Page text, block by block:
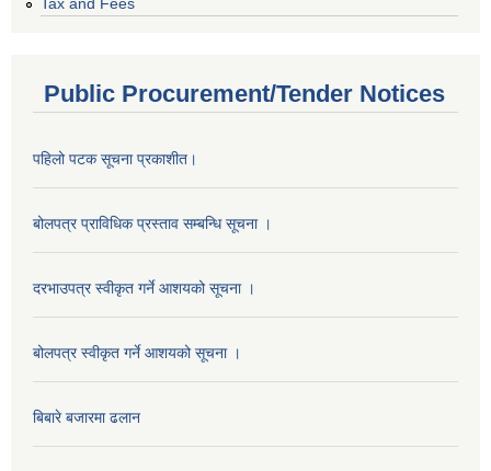
Public Procurement/Tender Notices
पहिलो पटक सूचना प्रकाशीत।
बोलपत्र प्राविधिक प्रस्ताव सम्बन्धि सूचना ।
दरभाउपत्र स्वीकृत गर्ने आशयको सूचना ।
बोलपत्र स्वीकृत गर्ने आशयको सूचना ।
बिबारे बजारमा ढलान